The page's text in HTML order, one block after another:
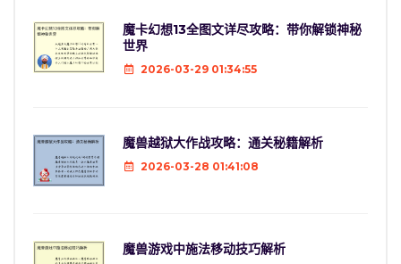
魔卡幻想13全图文详尽攻略：带你解锁神秘
世界
2026-03-29 01:34:55
魔兽越狱大作战攻略：通关秘籍解析
2026-03-28 01:41:08
魔兽游戏中施法移动技巧解析